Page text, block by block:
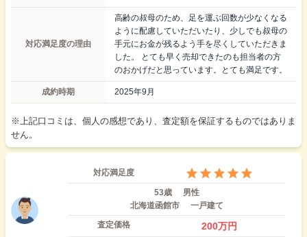
対応満足度の理由
高齢の叔母のため、足を運ぶ回数が少なくなる
ように配慮していただいたり、少しでも叔母の
手元にお金が残るよう手を尽くしていただきま
した。 とても早く売却できたのも担当者の方
のおかげだと思っています。とても満足です。
成約時期 2025年9月
※上記口コミは、個人の感想であり、査定額を保証するものではありま
せん。
対応満足度
53歳
男性
北海道函館市
一戸建て
査定価格
200万円